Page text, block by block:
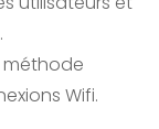
méthode
Wifi.